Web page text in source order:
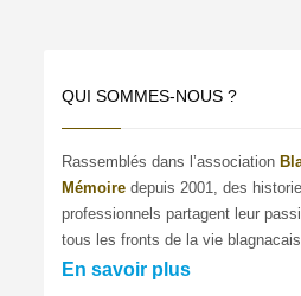
QUI SOMMES-NOUS ?
Rassemblés dans l’association
Mémoire depuis 2001, des
professionnels partagent leur
tous les fronts de la vie
En savoir plus